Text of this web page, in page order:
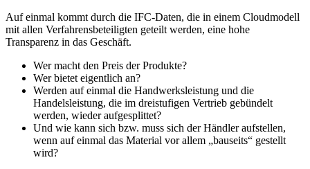
Auf einmal kommt durch die IFC-Daten, die in einem Cloudmodell
mit allen Verfahrensbeteiligten geteilt werden, eine hohe
Transparenz in das Geschäft.
Wer macht den Preis der Produkte?
Wer bietet eigentlich an?
Werden auf einmal die Handwerksleistung und die
Handelsleistung, die im dreistufigen Vertrieb gebündelt
werden, wieder aufgesplittet?
Und wie kann sich bzw. muss sich der Händler aufstellen,
wenn auf einmal das Material vor allem „bauseits“ gestellt
wird?